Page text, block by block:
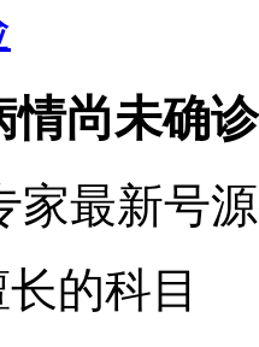
情尚未确
家最新号
的科目